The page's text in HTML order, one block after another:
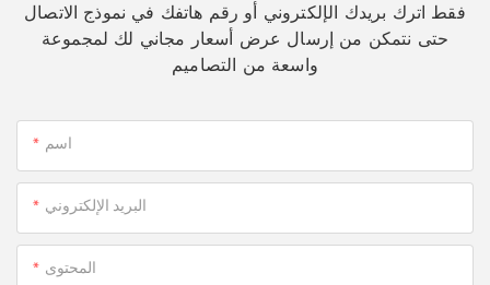
فقط اترك بريدك الإلكتروني أو رقم هاتفك في نموذج الاتصال
حتى نتمكن من إرسال عرض أسعار مجاني لك لمجموعة
واسعة من التصاميم
اسم
البريد الإلكتروني
المحتوى